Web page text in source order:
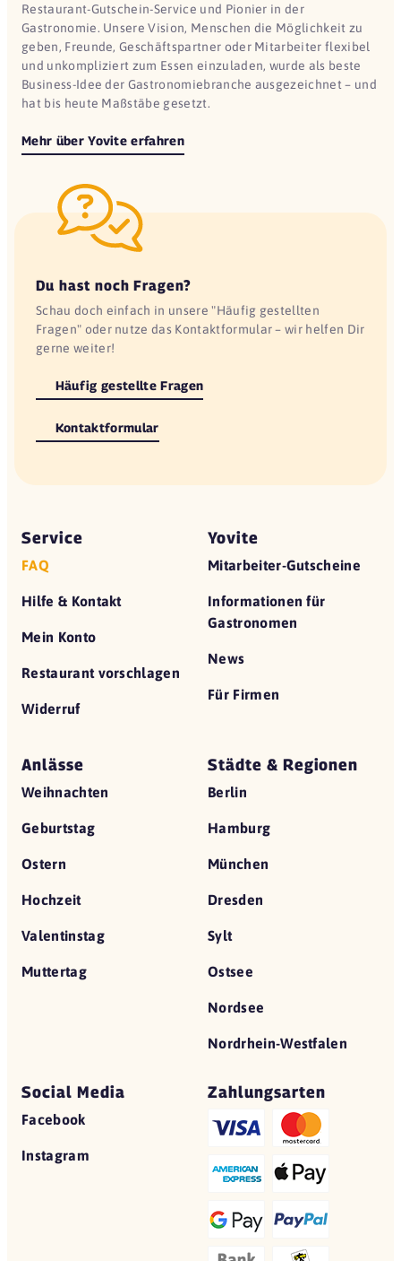
Restaurant-Gutschein-Service und Pionier in der
Gastronomie. Unsere Vision, Menschen die Möglichkeit zu
geben, Freunde, Geschäftspartner oder Mitarbeiter flexibel
und unkompliziert zum Essen einzuladen, wurde als beste
Business-Idee der Gastronomiebranche ausgezeichnet – und
hat bis heute Maßstäbe gesetzt.
Mehr über Yovite erfahren
Du hast noch Fragen?
Schau doch einfach in unsere "Häufig gestellten
Fragen" oder nutze das Kontaktformular – wir helfen Dir
gerne weiter!
Häufig gestellte Fragen
Kontaktformular
Service
FAQ
Hilfe & Kontakt
Mein Konto
Restaurant vorschlagen
Widerruf
Yovite
Mitarbeiter-Gutscheine
Informationen für
Gastronomen
News
Für Firmen
Anlässe
Weihnachten
Geburtstag
Ostern
Hochzeit
Valentinstag
Muttertag
Städte & Regionen
Berlin
Hamburg
München
Dresden
Sylt
Ostsee
Nordsee
Nordrhein-Westfalen
Social Media
Facebook
Instagram
Zahlungsarten